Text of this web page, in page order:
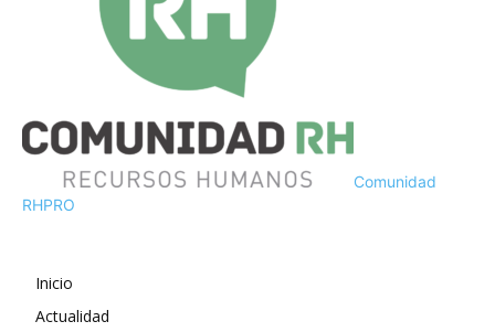
Comunidad
RHPRO
Inicio
Actualidad